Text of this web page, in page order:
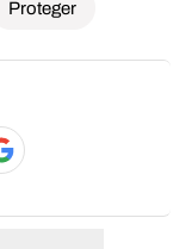
Proteger